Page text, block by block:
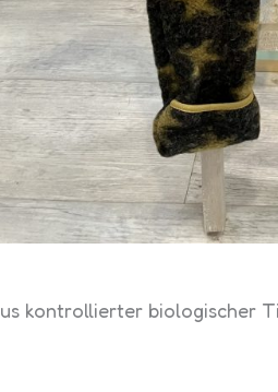
kontrollierter biologischer